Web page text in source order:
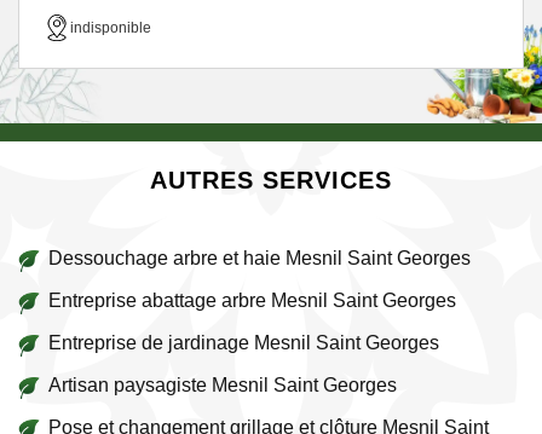
indisponible
AUTRES SERVICES
Dessouchage arbre et haie Mesnil Saint Georges
Entreprise abattage arbre Mesnil Saint Georges
Entreprise de jardinage Mesnil Saint Georges
Artisan paysagiste Mesnil Saint Georges
Pose et changement grillage et clôture Mesnil Saint